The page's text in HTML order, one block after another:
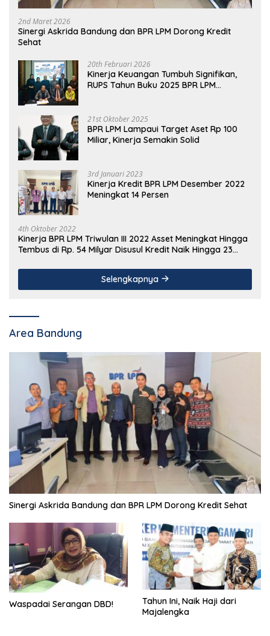
2nd Maret 2026
Sinergi Askrida Bandung dan BPR LPM Dorong Kredit
Sehat
20th Februari 2026
Kinerja Keuangan Tumbuh Signifikan,
RUPS Tahun Buku 2025 BPR LPM
21st Oktober 2025
BPR LPM Lampaui Target Aset Rp 100
Miliar, Kinerja Semakin Solid
3rd Januari 2023
Kinerja Kredit BPR LPM Desember 2022
Meningkat 14 Persen
4th Oktober 2022
Kinerja BPR LPM Triwulan III 2022 Asset Meningkat Hingga
Tembus di Rp. 54 Milyar Disusul Kredit Naik Hingga 23
Selengkapnya
Area Bandung
Sinergi Askrida Bandung dan BPR LPM Dorong Kredit Sehat
Waspadai Serangan DBD!
Tahun Ini, Naik Haji dari
Majalengka